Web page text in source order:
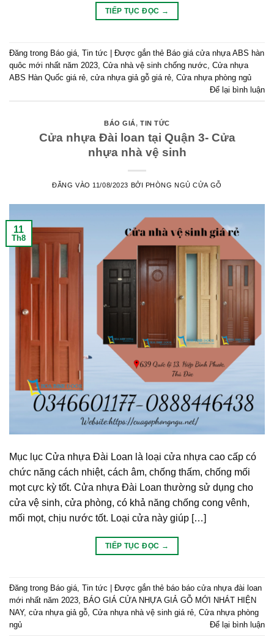
TIẾP TỤC ĐỌC →
Đăng trong Báo giá Tin tức Được gắn thẻ Báo giá cửa nhựa ABS hàn
quôc mới nhất năm 2023 Cửa nhà vệ sinh chống nước Cửa nhựa
ABS Hàn Quốc giá rẻ cửa nhựa giả gỗ giá rẻ Cửa nhựa phòng ngủ
Để lại bình luận
BÁO GIÁ,TIN TỨC
Cửa nhựa Đài loan tại Quận 3- Cửa
nhựa nhà vệ sinh
ĐĂNG VÀO 11/08/2023 BỞI PHÒNG NGỦ CỬA GỖ
11
Th8
Mục lục Cửa nhựa Đài Loan là loại cửa nhựa cao cấp có
chức năng cách nhiệt, cách âm, chống thấm, chống mối
mọt cực kỳ tốt. Cửa nhựa Đài Loan thường sử dụng cho
cửa vệ sinh, cửa phòng, có khả năng chống cong vênh,
mối mọt, chịu nước tốt. Loại cửa này giúp […]
TIẾP TỤC ĐỌC →
Đăng trong Báo giá Tin tức | Được gắn thẻ báo báo cửa nhựa đài loan
mới nhất năm 2023 BÁO GIÁ CỬA NHỰA GIẢ GỖ MỚI NHÁT HIỆN
NAY, cửa nhựa giả gỗ Cửa nhựa nhà vệ sinh giá rẻ Cửa nhựa phòng
ngủ
Để lại bình luận